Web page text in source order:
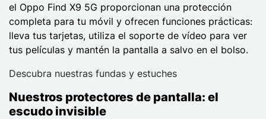
el Oppo Find X9 5G proporcionan una protección
completa para tu móvil y ofrecen funciones prácticas:
lleva tus tarjetas, utiliza el soporte de vídeo para ver
tus películas y mantén la pantalla a salvo en el bolso.
Descubra nuestras fundas y estuches
Nuestros protectores de pantalla: el
escudo invisible